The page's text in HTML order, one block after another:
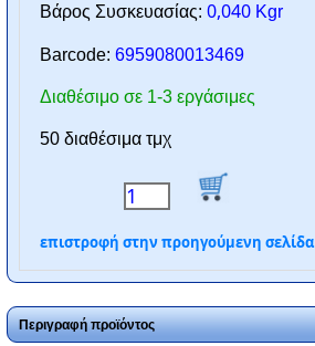
Βάρος Συσκευασίας: 0,040 Kgr
Barcode: 6959080013469
Διαθέσιμο σε 1-3 εργάσιμες
50 διαθέσιμα τμχ
επιστροφή στην προηγούμενη σελίδα
Περιγραφή προϊόντος